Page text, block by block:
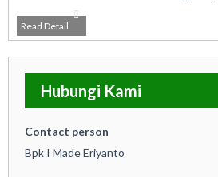
Read Detail
Hubungi Kami
Contact person
Bpk I Made Eriyanto